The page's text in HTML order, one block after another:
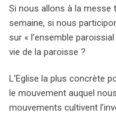
Si nous allons à la
semaine, si nous
sur « l’ensemble
vie de la paroisse ?
L’Eglise la plus concrète
le mouvement auquel
mouvements cultivent